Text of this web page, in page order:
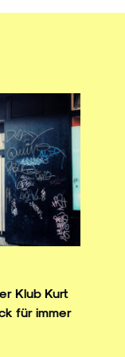
Klub Kurt
für immer